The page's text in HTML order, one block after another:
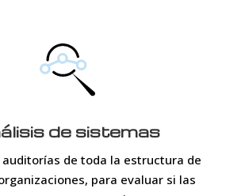
de sistemas
auditorías de toda la estructura de
para evaluar si las